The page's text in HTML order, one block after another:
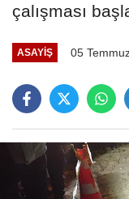
çalışması
ASAYIŞ 05